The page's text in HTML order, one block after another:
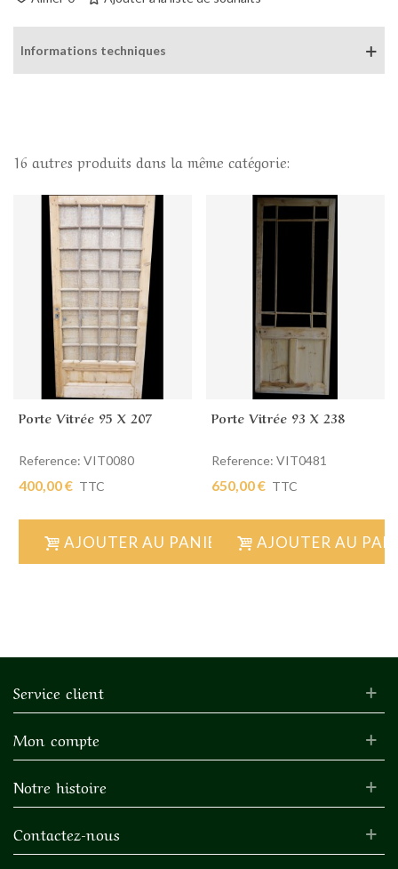
Informations techniques
16 autres produits dans la même catégorie:
Porte Vitrée 95 X 207
Reference: VIT0080
400,00 € TTC
AJOUTER AU PANIER
Porte Vitrée 93 X 238
Reference: VIT0481
650,00 € TTC
AJOUTER AU
Service client
Mon compte
Notre histoire
Contactez-nous